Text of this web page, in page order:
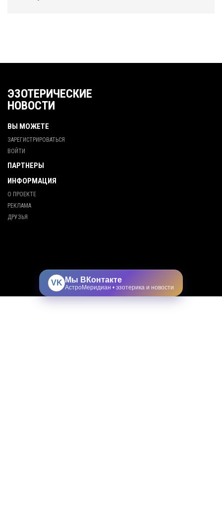
ЭЗОТЕРИЧЕСКИЕ
НОВОСТИ
ВЫ МОЖЕТЕ
ЗАРЕГИСТРИРОВАТЬСЯ
ВОЙТИ
ПАРТНЕРЫ
ИНФОРМАЦИЯ
О ПРОЕКТЕ
РЕКЛАМА
ДРУЗЬЯ
VK Мы ВКонтакте
АстроМеридиан • эзотерика и новости